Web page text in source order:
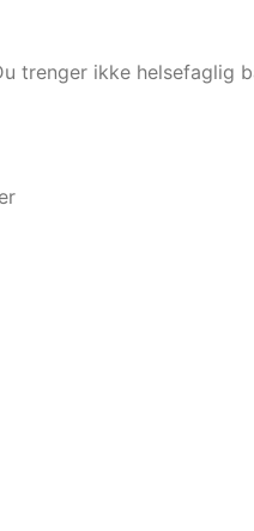
trenger ikke helsefaglig